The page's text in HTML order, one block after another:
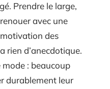
Prendre le large,
avec une
des
rien d’anecdotique.
mode : beaucoup
durablement leur